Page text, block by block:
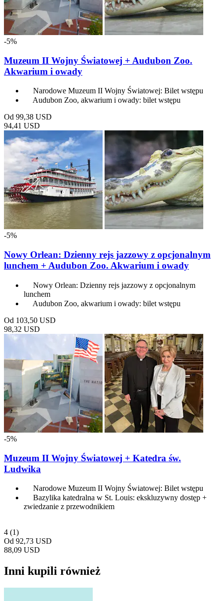
-5%
Muzeum II Wojny Światowej + Audubon Zoo.
Akwarium i owady
Narodowe Muzeum II Wojny Światowej: Bilet wstępu
Audubon Zoo, akwarium i owady: bilet wstępu
Od 99,38 USD
94,41 USD
-5%
Nowy Orlean: Dzienny rejs jazzowy z opcjonalnym
lunchem + Audubon Zoo. Akwarium i owady
Nowy Orlean: Dzienny rejs jazzowy z opcjonalnym
lunchem
Audubon Zoo, akwarium i owady: bilet wstępu
Od 103,50 USD
98,32 USD
-5%
Muzeum II Wojny Światowej + Katedra św.
Ludwika
Narodowe Muzeum II Wojny Światowej: Bilet wstępu
Bazylika katedralna w St. Louis: ekskluzywny dostęp +
zwiedzanie z przewodnikiem
4 (1)
Od 92,73 USD
88,09 USD
Inni kupili również